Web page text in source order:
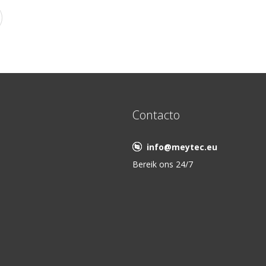
Contacto
info@meytec.eu
Bereik ons 24/7